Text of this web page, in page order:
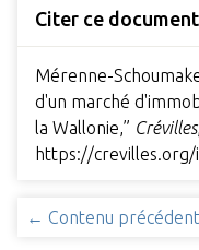
Citer ce document
Mérenne-
d'un marché
la Wallonie,” Crévilles
https://
← Contenu précédent